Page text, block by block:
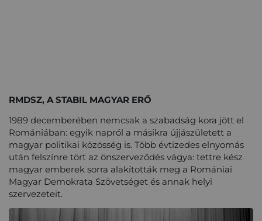
RMDSZ, A STABIL MAGYAR ERŐ
1989 decemberében nemcsak a szabadság kora jött el
Romániában: egyik napról a másikra újjászületett a
magyar politikai közösség is. Több évtizedes elnyomás
után felszínre tört az önszerveződés vágya: tettre kész
magyar emberek sorra alakították meg a Romániai
Magyar Demokrata Szövetséget és annak helyi
szervezeteit.